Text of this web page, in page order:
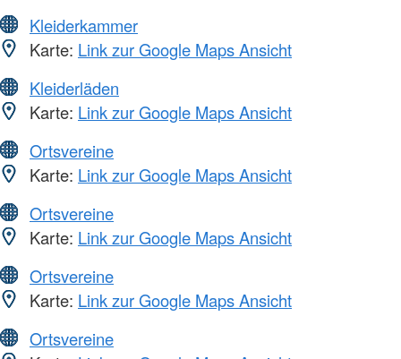
Kleiderkammer
Karte: Link zur Google Maps Ansicht
Kleiderläden
Karte: Link zur Google Maps Ansicht
Ortsvereine
Karte: Link zur Google Maps Ansicht
Ortsvereine
Karte: Link zur Google Maps Ansicht
Ortsvereine
Karte: Link zur Google Maps Ansicht
Ortsvereine